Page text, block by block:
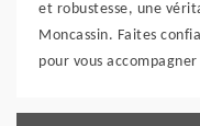
et robustesse, une
Moncassin. Faites
pour vous